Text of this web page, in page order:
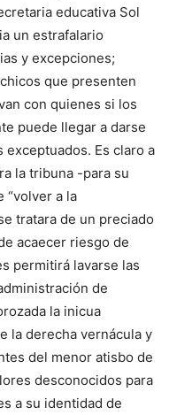
educativa Sol
un estrafalario
y excepciones;
que presenten
con quienes si los
puede llegar a darse
Es claro a
la tribuna -para su
“volver a la
tratara de un preciado
acaecer riesgo de
permitirá lavarse las
de
la inicua
la derecha vernácula y
del menor atisbo de
desconocidos para
a su identidad de